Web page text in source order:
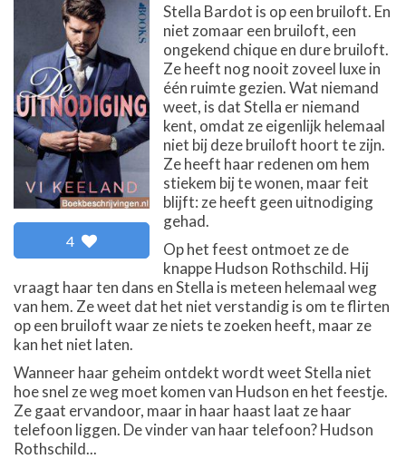
4
Stella Bardot is op een bruiloft. En
niet zomaar een bruiloft, een
ongekend chique en dure bruiloft.
Ze heeft nog nooit zoveel luxe in
één ruimte gezien. Wat niemand
weet, is dat Stella er niemand
kent, omdat ze eigenlijk helemaal
niet bij deze bruiloft hoort te zijn.
Ze heeft haar redenen om hem
stiekem bij te wonen, maar feit
blijft: ze heeft geen uitnodiging
gehad.
Op het feest ontmoet ze de
knappe Hudson Rothschild. Hij
vraagt haar ten dans en Stella is meteen helemaal weg
van hem. Ze weet dat het niet verstandig is om te flirten
op een bruiloft waar ze niets te zoeken heeft, maar ze
kan het niet laten.
Wanneer haar geheim ontdekt wordt weet Stella niet
hoe snel ze weg moet komen van Hudson en het feestje.
Ze gaat ervandoor, maar in haar haast laat ze haar
telefoon liggen. De vinder van haar telefoon? Hudson
Rothschild...